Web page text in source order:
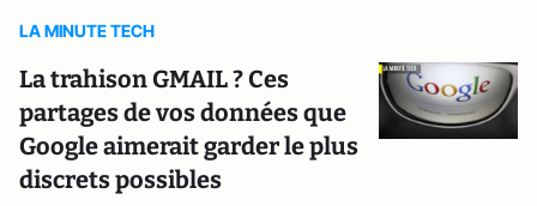
LA MINUTE TECH
La trahison GMAIL ? Ces
partages de vos données que
Google aimerait garder le plus
discrets possibles